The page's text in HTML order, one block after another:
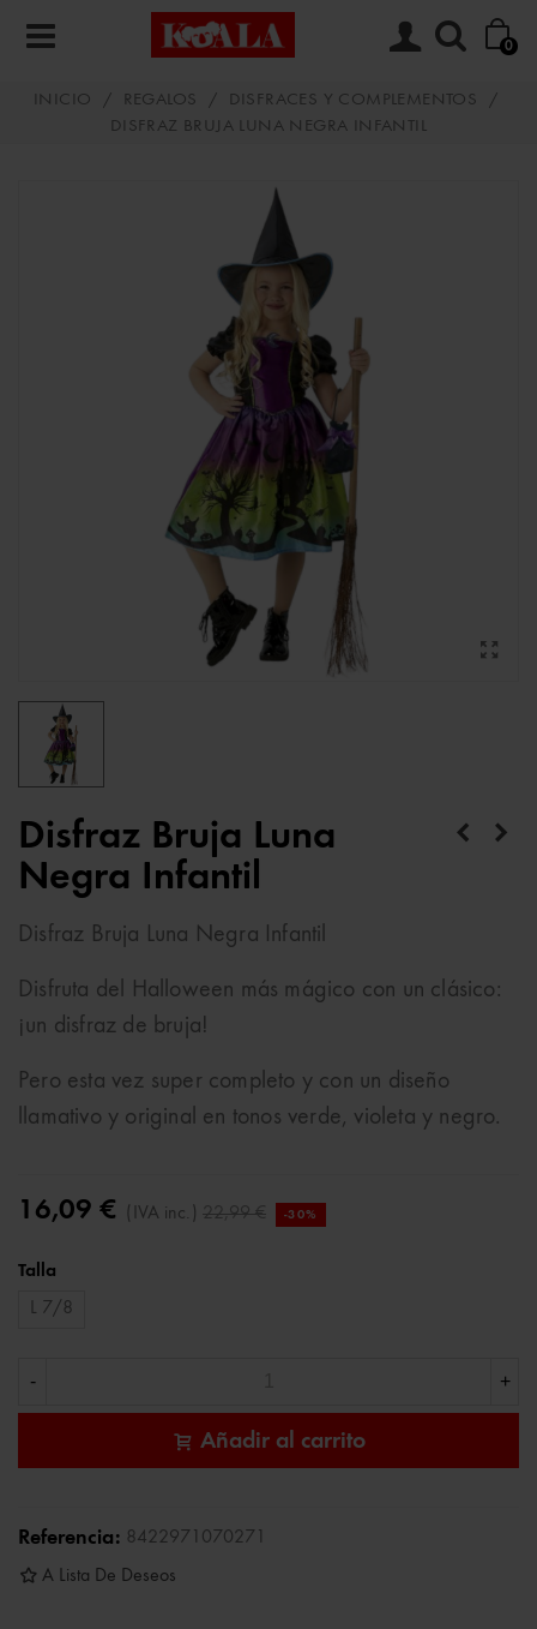
0
INICIO / REGALOS / DISFRACES Y COMPLEMENTOS
/
DISFRAZ BRUJA LUNA NEGRA INFANTIL
Disfraz Bruja Luna
Negra Infantil
Disfraz Bruja Luna Negra Infantil
Disfruta del Halloween más mágico con un clásico:
¡un disfraz de bruja!
Pero esta vez super completo y con un diseño
llamativo y original en tonos verde, violeta y negro.
16,09 € (IVA inc.) 22,99 € -30%
Talla
L 7/8
- +
Añadir al carrito
Referencia: 8422971070271
A Lista De Deseos